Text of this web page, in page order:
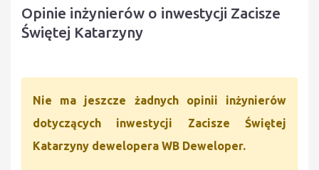
Opinie inżynierów o inwestycji Zacisze
Świętej Katarzyny
Nie ma jeszcze żadnych opinii inżynierów
dotyczących inwestycji Zacisze Świętej
Katarzyny dewelopera WB Deweloper.